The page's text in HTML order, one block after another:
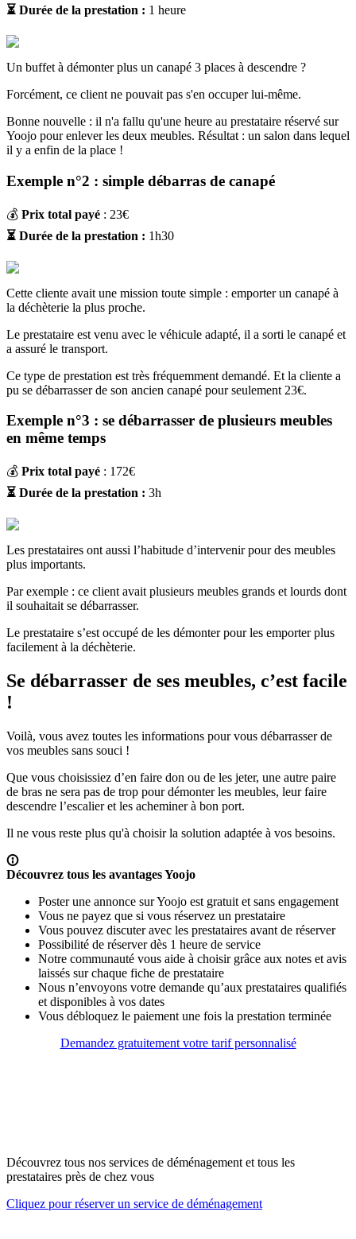
⏳ Durée de la prestation : 1 heure
Un buffet à démonter plus un canapé 3 places à descendre ?
Forcément, ce client ne pouvait pas s'en occuper lui-même.
Bonne nouvelle : il n'a fallu qu'une heure au prestataire réservé sur
Yoojo pour enlever les deux meubles. Résultat : un salon dans lequel
il y a enfin de la place !
Exemple n°2 : simple débarras de canapé
💰 Prix total payé : 23€
⏳ Durée de la prestation : 1h30
Cette cliente avait une mission toute simple : emporter un canapé à
la déchèterie la plus proche.
Le prestataire est venu avec le véhicule adapté, il a sorti le canapé et
a assuré le transport.
Ce type de prestation est très fréquemment demandé. Et la cliente a
pu se débarrasser de son ancien canapé pour seulement 23€.
Exemple n°3 : se débarrasser de plusieurs meubles
en même temps
💰 Prix total payé : 172€
⏳ Durée de la prestation : 3h
Les prestataires ont aussi l’habitude d’intervenir pour des meubles
plus importants.
Par exemple : ce client avait plusieurs meubles grands et lourds dont
il souhaitait se débarrasser.
Le prestataire s’est occupé de les démonter pour les emporter plus
facilement à la déchèterie.
Se débarrasser de ses meubles, c’est facile
!
Voilà, vous avez toutes les informations pour vous débarrasser de
vos meubles sans souci !
Que vous choisissiez d’en faire don ou de les jeter, une autre paire
de bras ne sera pas de trop pour démonter les meubles, leur faire
descendre l’escalier et les acheminer à bon port.
Il ne vous reste plus qu'à choisir la solution adaptée à vos besoins.
Découvrez tous les avantages Yoojo
Poster une annonce sur Yoojo est gratuit et sans engagement
Vous ne payez que si vous réservez un prestataire
Vous pouvez discuter avec les prestataires avant de réserver
Possibilité de réserver dès 1 heure de service
Notre communauté vous aide à choisir grâce aux notes et avis
laissés sur chaque fiche de prestataire
Nous n’envoyons votre demande qu’aux prestataires qualifiés
et disponibles à vos dates
Vous débloquez le paiement une fois la prestation terminée
Demandez gratuitement votre tarif personnalisé
Découvrez tous nos services de déménagement et tous les
prestataires près de chez vous
Cliquez pour réserver un service de déménagement